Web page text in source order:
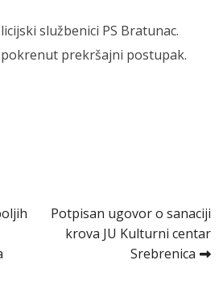
službenici PS Bratunac.
pokrenut prekršajni postupak.
Potpisan ugovor o sanaciji
krova JU Kulturni centar
Srebrenica